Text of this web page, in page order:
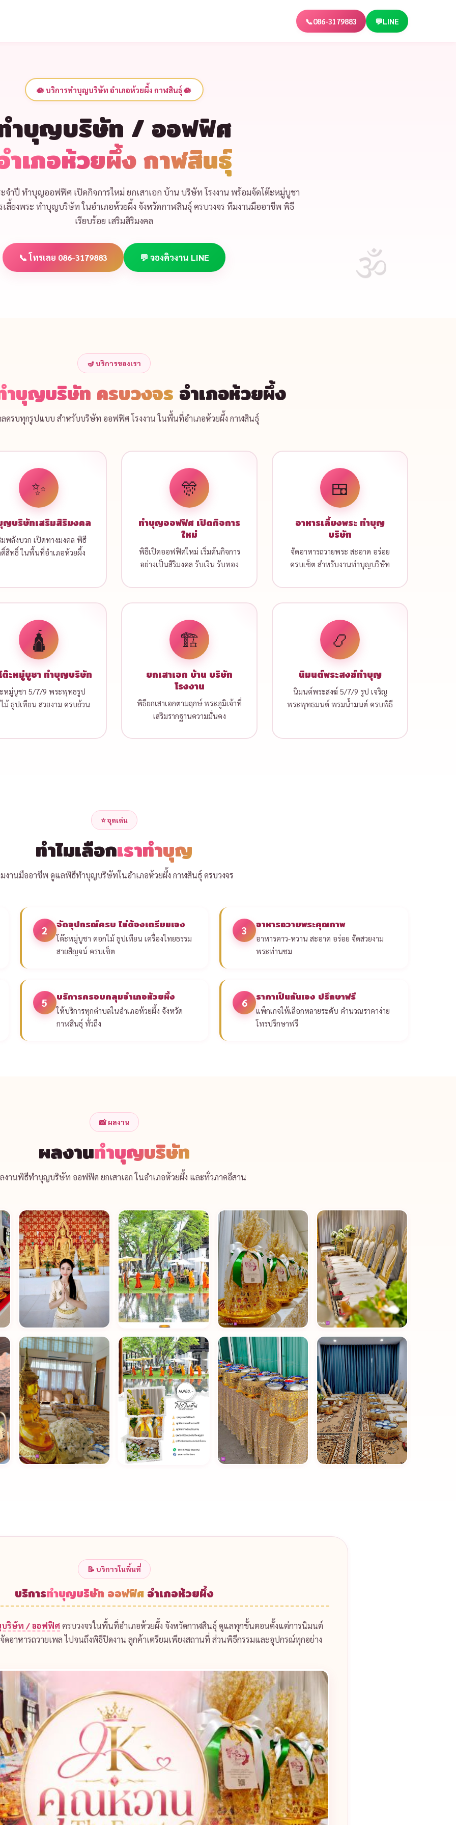
📞086-3179883 💬LINE
🪷 บริการทำบุญบริษัท อำเภอห้วยผึ้ง กาฬสินธุ์ 🪷
ำบุญบริษัท / ออฟฟิศ
ำเภอห้วยผึ้ง กาฬสินธุ์
จำปี ทำบุญออฟฟิศ เปิดกิจการใหม่ ยกเสาเอก บ้าน บริษัท โรงงาน พร้อมจัดโต๊ะหมู่บูชา
เลี้ยงพระ ทำบุญบริษัทในอำเภอห้วยผึ้ง จังหวัดกาฬสินธุ์ ครบวงจร ทีมงานมืออาชีพ พิธี
เรียบร้อย เสริมสิริมงคล
📞 โทรเลย 086-3179883 💬 จองคิวงาน LINE
🪔 บริการของเรา
ำบุญบริษัท ครบวงจร อำเภอห้วยผึ้ง
ครบทุกรูปแบบ สำหรับบริษัท ออฟฟิศ โรงงาน ในพื้นที่อำเภอห้วยผึ้ง กาฬสินธุ์
✨
ญบริษัทเสริมสิริมงคล
มพลังบวก เปิดทางมงคล พิธี
สิทธิ์ ในพื้นที่อำเภอห้วยผึ้ง
🎊
ทำบุญออฟฟิศ เปิดกิจการ
ใหม่
พิธีเปิดออฟฟิศใหม่ เริ่มต้นกิจการ
อย่างเป็นสิริมงคล รับเงิน รับทอง
🍱
อาหารเลี้ยงพระ ทำบุญ
บริษัท
จัดอาหารถวายพระ สะอาด อร่อย
ครบเซ็ต สำหรับงานทำบุญบริษัท
🛕
ต๊ะหมู่บูชา ทำบุญบริษัท
หมู่บูชา 5/7/9 พระพุทธรูป
ม้ ธูปเทียน สวยงาม ครบถ้วน
🏗️
ยกเสาเอก บ้าน บริษัท
โรงงาน
พิธียกเสาเอกตามฤกษ์ พระภูมิเจ้าที่
เสริมรากฐานความมั่นคง
📿
นิมนต์พระสงฆ์ทำบุญ
นิมนต์พระสงฆ์ 5/7/9 รูป เจริญ
พระพุทธมนต์ พรมน้ำมนต์ ครบพิธี
⭐ จุดเด่น
ทำไมเลือกเราทำบุญ
งานมืออาชีพ ดูแลพิธีทำบุญบริษัทในอำเภอห้วยผึ้ง กาฬสินธุ์ ครบวงจร
2 จัดอุปกรณ์ครบ ไม่ต้องเตรียมเอง
โต๊ะหมู่บูชา ดอกไม้ ธูปเทียน เครื่องไทยธรรม
สายสิญจน์ ครบเซ็ต
3 อาหารถวายพระคุณภาพ
อาหารคาว-หวาน สะอาด อร่อย จัดสวยงาม
พระท่านชม
5 บริการครอบคลุมอำเภอห้วยผึ้ง
ให้บริการทุกตำบลในอำเภอห้วยผึ้ง จังหวัด
กาฬสินธุ์ ทั่วถึง
6 ราคาเป็นกันเอง ปรึกษาฟรี
แพ็กเกจให้เลือกหลายระดับ คำนวณราคาง่าย
โทรปรึกษาฟรี
📸 ผลงาน
ผลงานทำบุญบริษัท
งานพิธีทำบุญบริษัท ออฟฟิศ ยกเสาเอก ในอำเภอห้วยผึ้ง และทั่วภาคอีสาน
📝 บริการในพื้นที่
บริการทำบุญบริษัท ออฟฟิศอำเภอห้วยผึ้ง
ริษัท / ออฟฟิศครบวงจรในพื้นที่อำเภอห้วยผึ้ง จังหวัดกาฬสินธุ์ ดูแลทุกขั้นตอนตั้งแต่การนิมนต์
ดอาหารถวายเพล ไปจนถึงพิธีปิดงาน ลูกค้าเตรียมเพียงสถานที่ ส่วนพิธีกรรมและอุปกรณ์ทุกอย่าง